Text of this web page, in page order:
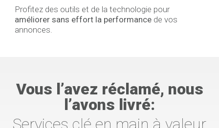
Profitez des outils et de la technologie pour
améliorer sans effort la performance de vos
annonces.
Vous l’avez réclamé, nous
l’avons livré:
Services clé en main à valeur